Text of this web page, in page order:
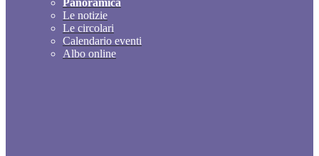
Panoramica
Le notizie
Le circolari
Calendario eventi
Albo online